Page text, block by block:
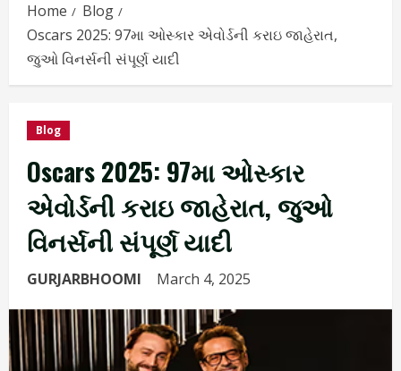
Home
Blog
Oscars 2025: 97મા ઓસ્કાર એવોર્ડની કરાઇ જાહેરાત,
જુઓ વિનર્સની સંપૂર્ણ યાદી
Blog
Oscars 2025: 97મા ઓસ્કાર
એવોર્ડની કરાઇ જાહેરાત, જુઓ
વિનર્સની સંપૂર્ણ યાદી
GURJARBHOOMI March 4, 2025